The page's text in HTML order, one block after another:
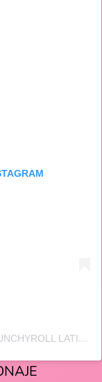
UNA PUBLICACIÓN COMPARTIDA POR CRUNCHYROLL LATINOAMÉRICA (@CRUNCHYROLL_LA)